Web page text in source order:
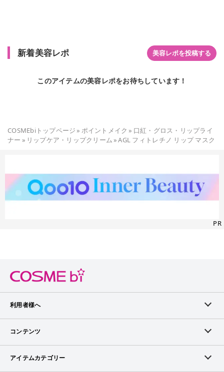
新着美容レポ 美容レポを投稿する
このアイテムの美容レポをお待ちしています！
COSMEbiトップページ» ポイントメイク » 口紅・グロス・リップライ
ナー » リップケア・リップクリーム»AGL フィトレチノ リップ マスク
PR
利用者様へ
メンバーログイン
コンテンツ
ランキング
アイテムカテゴリー